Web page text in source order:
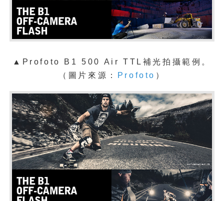
▲ Profoto B1 500 Air TTL補光拍攝範例。
（圖片來源：
Profoto ）